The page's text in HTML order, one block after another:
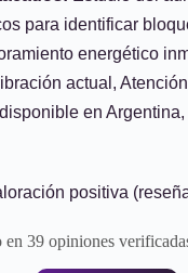
para identificar
energético
actual,
en
positiva
en 39 opiniones